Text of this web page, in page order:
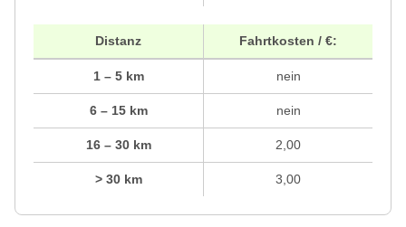
Distanz
1 – 5 km
6 – 15 km
16 – 30 km
> 30 km
Fahrtkosten / €:
nein
nein
2,00
3,00